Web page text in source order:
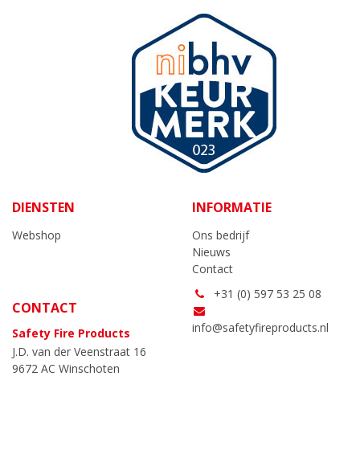
DIENSTEN
Webshop
INFORMATIE
Ons bedrijf
Nieuws
Contact
CONTACT
Safety Fire Products
J.D. van der Veenstraat 16
9672 AC Winschoten
+31 (0) 597 53 25 08
info@safetyfireproducts.nl